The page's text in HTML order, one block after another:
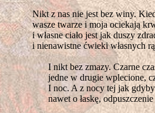
Nikt z nas nie jest bez winy.
wasze twarze i moja ociekają
i własne ciało jest jak duszy
i nienawistne ćwieki własnych
I nikt bez zmazy. Czarne
jedne w drugie wplecione,
I noc. A z nocy tej jak gdyby
nawet o łaskę,